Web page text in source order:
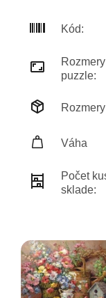
Kód:
puzzle:
Váha
Počet
sklade: